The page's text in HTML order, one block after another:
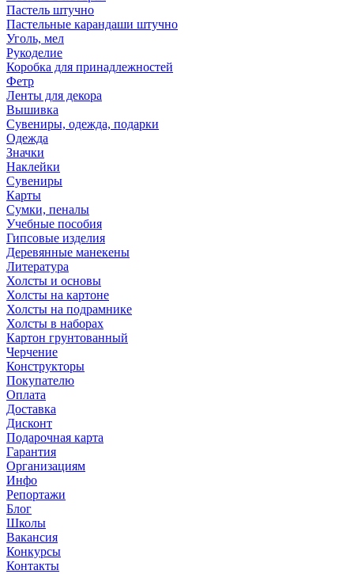
Пастель штучно
Пастельные карандаши штучно
Уголь, мел
Рукоделие
Коробка для принадлежностей
Фетр
Ленты для декора
Вышивка
Сувениры, одежда, подарки
Одежда
Значки
Наклейки
Сувениры
Карты
Сумки, пеналы
Учебные пособия
Гипсовые изделия
Деревянные манекены
Литература
Холсты и основы
Холсты на картоне
Холсты на подрамнике
Холсты в наборах
Картон грунтованный
Черчение
Конструкторы
Покупателю
Оплата
Доставка
Дисконт
Подарочная карта
Гарантия
Организациям
Инфо
Репортажи
Блог
Школы
Вакансия
Конкурсы
Контакты